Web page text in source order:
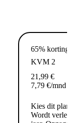
65% korting
KVM 2
21,99 €
7,79 €/mnd
Kies dit plan
Wordt